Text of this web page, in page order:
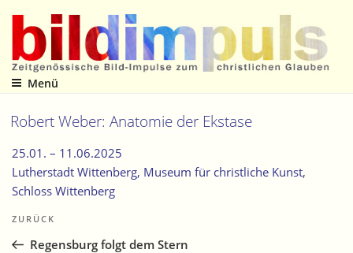
Inhalt
springen
Zeitgenössische Bild-Impulse zum christlichen Glauben
Menü
Robert Weber: Anatomie der Ekstase
25.01. – 11.06.2025
Lutherstadt Wittenberg, Museum für christliche Kunst,
Schloss Wittenberg
Beitragsnavigation
Vorheriger
Beitrag
ZURÜCK
Regensburg folgt dem Stern